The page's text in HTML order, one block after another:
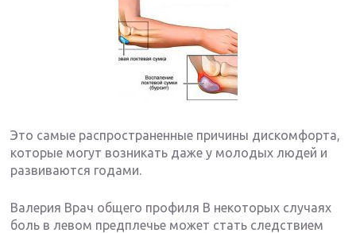
Это самые распространенные причины дискомфорта,
которые могут возникать даже у молодых людей и
развиваются годами.
Валерия Врач общего профиля В некоторых случаях
боль в левом предплечье может стать следствием